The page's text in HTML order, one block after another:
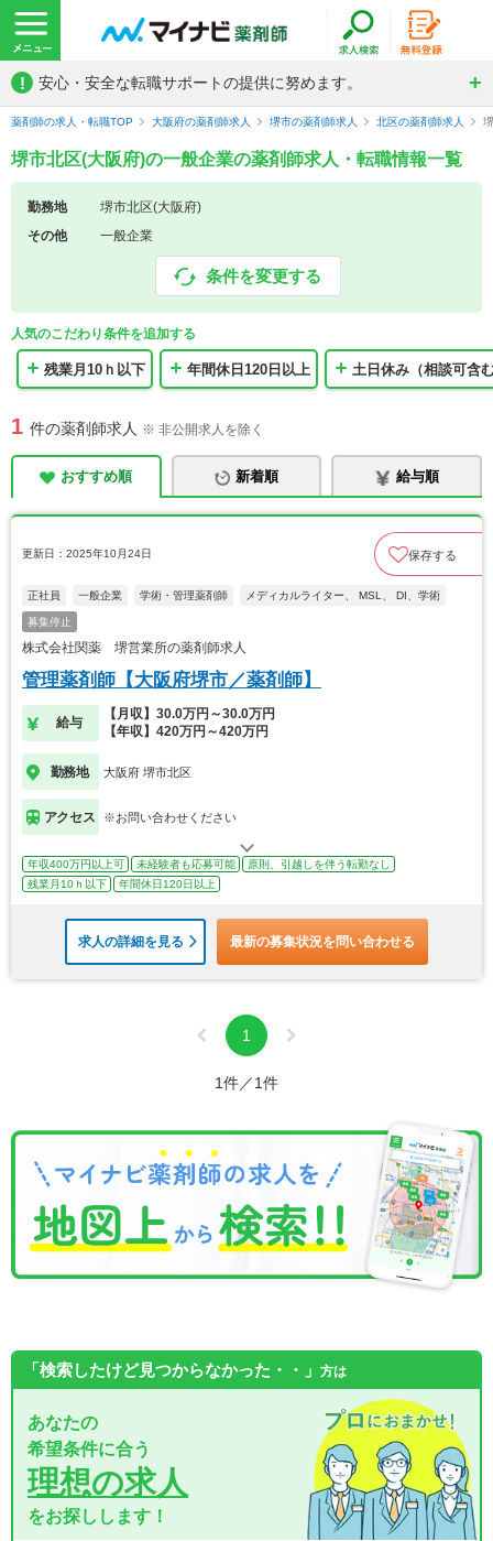
! 安心・安全な転職サポートの提供に努めます。
薬剤師の求人・転職TOP 大阪府の薬剤師求人 堺市の薬剤師求人 北区の薬剤師求人
堺市北区(大阪府)の一般企業の薬剤師求人・転職情報一覧
勤務地
堺市北区(大阪府)
その他
一般企業
条件を変更する
人気のこだわり条件を追加する
残業月10ｈ以下 年間休日120日以上 土日休み（相談可含
1 件の薬剤師求人 ※ 非公開求人を除く
おすすめ順 新着順 給与順
更新日：2025年10月24日 保存する
正社員 一般企業 学術・管理薬剤師 メディカルライター、 MSL、 DI、学術
募集停止
株式会社関薬 堺営業所の薬剤師求人
管理薬剤師【大阪府堺市／薬剤師】
給与
【月収】30.0万円～30.0万円
【年収】420万円～420万円
勤務地 大阪府 堺市北区
アクセス ※お問い合わせください
年収400万円以上可 未経験者も応募可能
原則、引越しを伴う転勤なし
残業月10ｈ以下
年間休日120日以上
求人の詳細を見る 最新の募集状況を問い合わせる
1
1件／1件
「検索したけど見つからなかった・・」 方は
あなたの
希望条件に合う
理想の求人
をお探しします！